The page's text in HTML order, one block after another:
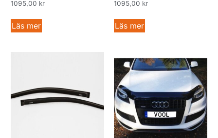
1095,00 kr
Läs mer
1095,00 kr
Läs mer